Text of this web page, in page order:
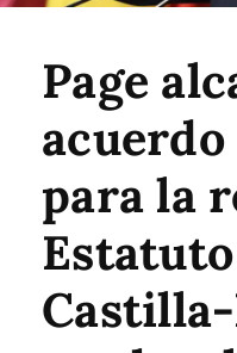
Page
acuerdo
para la